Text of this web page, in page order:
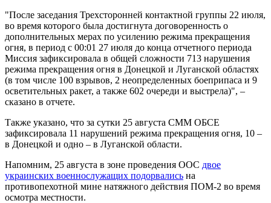
"После заседания Трехсторонней контактной группы 22 июля,
во время которого была достигнута договоренность о
дополнительных мерах по усилению режима прекращения
огня, в период с 00:01 27 июля до конца отчетного периода
Миссия зафиксировала в общей сложности 713 нарушения
режима прекращения огня в Донецкой и Луганской областях
(в том числе 100 взрывов, 2 неопределенных боеприпаса и 9
осветительных ракет, а также 602 очереди и выстрела)", –
сказано в отчете.
Также указано, что за сутки 25 августа СММ ОБСЕ
зафиксировала 11 нарушений режима прекращения огня, 10 –
в Донецкой и одно – в Луганской области.
Напомним, 25 августа в зоне проведения ООС двое
украинских военнослужащих подорвались на
противопехотной мине натяжного действия ПОМ-2 во время
осмотра местности.